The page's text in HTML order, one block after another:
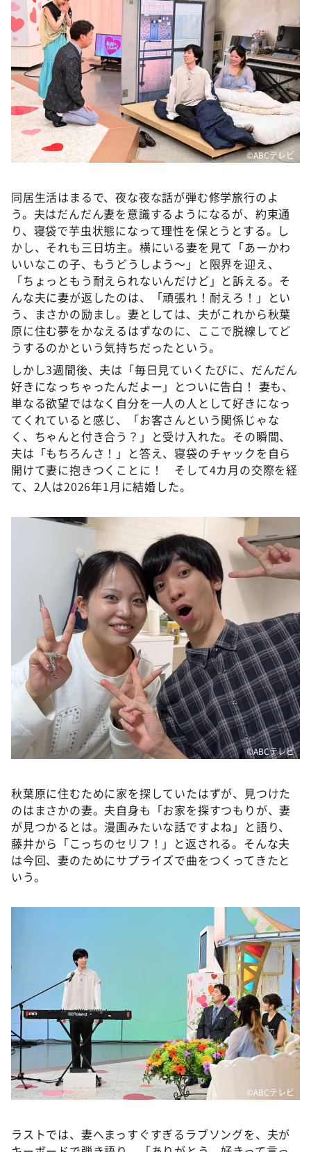
©ABCテレビ
同居生活はまるで、夜な夜な話が弾む修学旅行のよ
う。夫はだんだん妻を意識するようになるが、約束通
り、寝袋で芋虫状態になって理性を保とうとする。し
かし、それも三日坊主。横にいる妻を見て「あーかわ
いいなこの子、もうどうしよう～」と限界を迎え、
「ちょっともう耐えられないんだけど」と訴える。そ
んな夫に妻が返したのは、「頑張れ！耐えろ！」とい
う、まさかの励まし。妻としては、夫がこれから秋葉
原に住む夢をかなえるはずなのに、ここで脱線してど
うするのかという気持ちだったという。
しかし3週間後、夫は「毎日見ていくたびに、だんだん
好きになっちゃったんだよー」とついに告白！ 妻も、
単なる欲望ではなく自分を一人の人として好きになっ
てくれていると感じ、「お客さんという関係じゃな
く、ちゃんと付き合う？」と受け入れた。その瞬間、
夫は「もちろんさ！」と答え、寝袋のチャックを自ら
開けて妻に抱きつくことに！ そして4カ月の交際を経
て、2人は2026年1月に結婚した。
©ABCテレビ
秋葉原に住むために家を探していたはずが、見つけた
のはまさかの妻。夫自身も「お家を探すつもりが、妻
が見つかるとは。漫画みたいな話ですよね」と語り、
藤井から「こっちのセリフ！」と返される。そんな夫
は今回、妻のためにサプライズで曲をつくってきたと
いう。
©ABCテレビ
ラストでは、妻へまっすぐすぎるラブソングを、夫が